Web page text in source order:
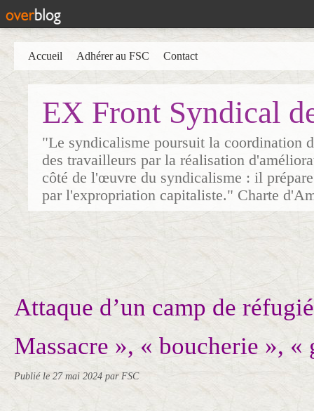
EX Front Syndical
"Le syndicalisme poursuit la coordination
des travailleurs par la réalisation
côté de l'œuvre du syndicalisme : il
par l'expropriation capitaliste." Charte
Accueil Adhérer au FSC Contact
Attaque d’un camp de
Massacre », « boucherie », «
Publié le 27 mai 2024 par FSC